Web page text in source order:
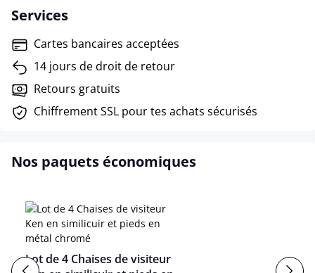
Services
Cartes bancaires acceptées
14 jours de droit de retour
Retours gratuits
Chiffrement SSL pour tes achats sécurisés
Nos paquets économiques
Lot de 4 Chaises de visiteur